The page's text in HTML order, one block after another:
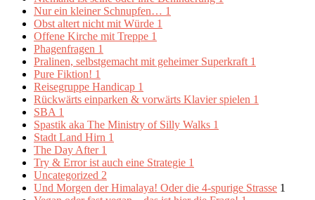
Nur ein kleiner Schnupfen… 1
Obst altert nicht mit Würde 1
Offene Kirche mit Treppe 1
Phagenfragen 1
Pralinen, selbstgemacht mit geheimer Superkraft 1
Pure Fiktion! 1
Reisegruppe Handicap 1
Rückwärts einparken & vorwärts Klavier spielen 1
SBA 1
Spastik aka The Ministry of Silly Walks 1
Stadt Land Hirn 1
The Day After 1
Try & Error ist auch eine Strategie 1
Uncategorized 2
Und Morgen der Himalaya! Oder die 4-spurige Strasse 1